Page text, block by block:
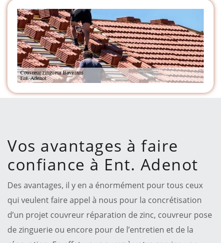
Vos avantages à faire
confiance à Ent. Adenot
Des avantages, il y en a énormément pour tous ceux
qui veulent faire appel à nous pour la concrétisation
d’un projet couvreur réparation de zinc, couvreur pose
de zinguerie ou encore pour de l’entretien et de la